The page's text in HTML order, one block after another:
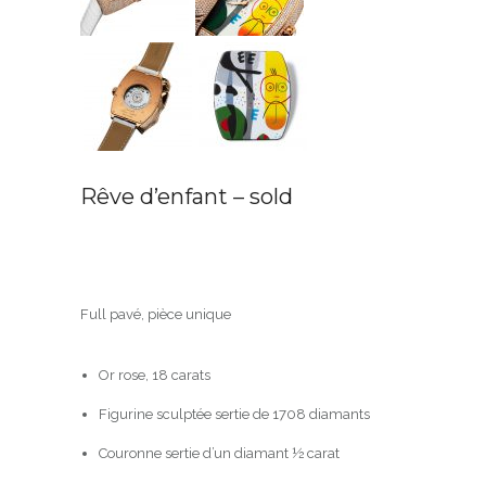
Rêve d’enfant – sold
Full pavé, pièce unique
Or rose, 18 carats
Figurine sculptée sertie de 1708 diamants
Couronne sertie d’un diamant ½ carat